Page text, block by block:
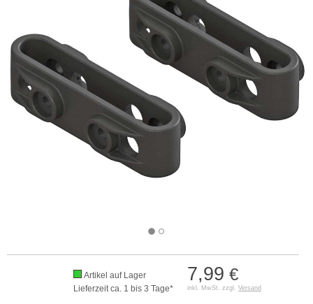
7,99 €
inkl. MwSt. zzgl. Versand
Artikel auf Lager
Lieferzeit ca. 1 bis 3 Tage*